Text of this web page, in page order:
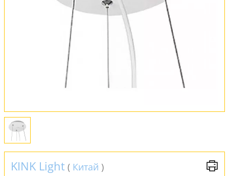
KINK Light ( Китай )